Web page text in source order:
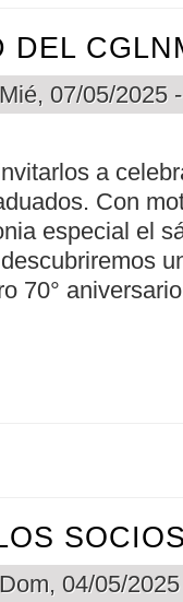
DEL
07/05/2025
a
Con
especial el
70°
04/05/